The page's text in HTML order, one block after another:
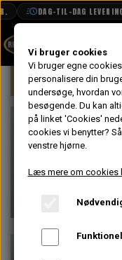
DAG-TIL-DAG LEVERING
BOOK TID
PROJEKTER
TEKNISK DATA
VANDPOLERING
Forside Mini
På lager
Vi bruger cookies
Vi bruger egne
personalisere din
undersøge, hvordan
besøgende. Du kan
på linket 'Cookies'
cookies vi benytter?
venstre hjørne.
Læs mere om cookies